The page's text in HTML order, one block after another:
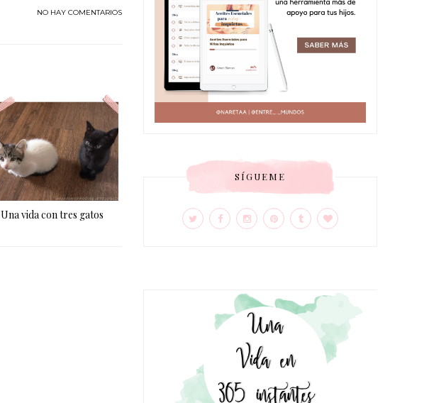
NO HAY COMENTARIOS
Una vida con tres gatos
SÍGUEME